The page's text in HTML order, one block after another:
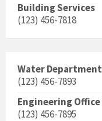
Building Services
(123) 456-7818
Water Department
(123) 456-7893
Engineering Office
(123) 456-7895